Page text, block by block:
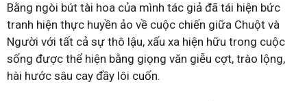
Bằng ngòi bút tài hoa của mình tác giả đã tái hiện bức
tranh hiện thực huyền ảo về cuộc chiến giữa Chuột và
Người với tất cả sự thô lậu, xấu xa hiện hữu trong cuộc
sống được thể hiện bằng giọng văn giễu cợt, trào lộng,
hài hước sâu cay đầy lôi cuốn.